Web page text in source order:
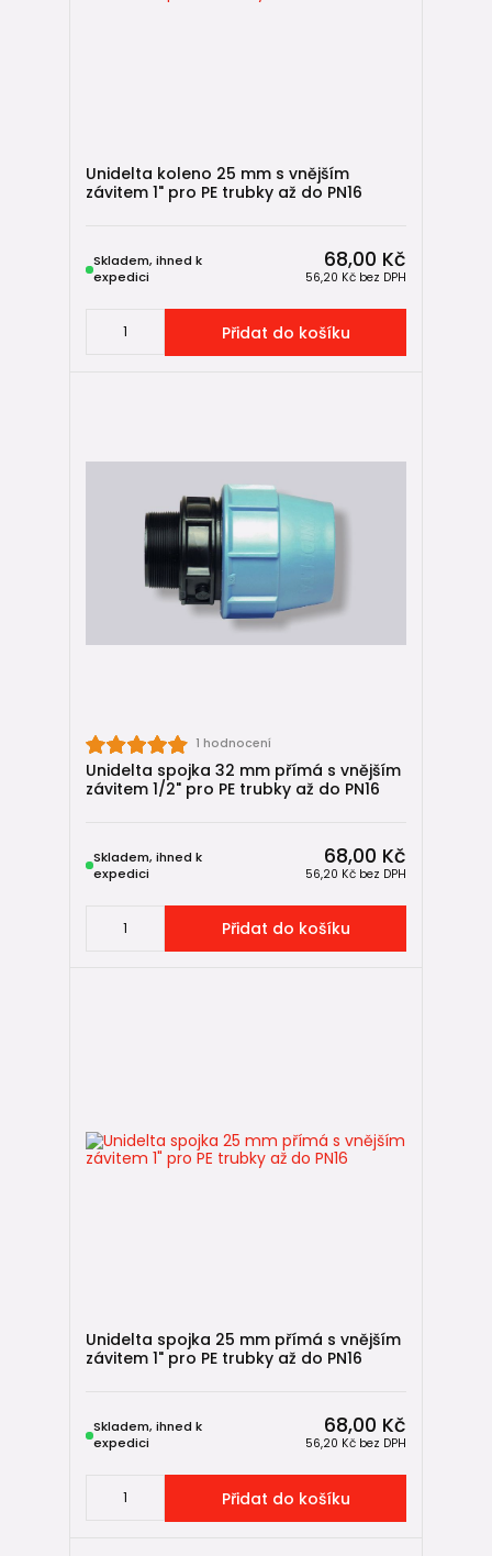
Unidelta koleno 25 mm s vnějším
závitem 1" pro PE trubky až do PN16
68,00 Kč
56,20 Kč bez DPH
Skladem, ihned k
expedici
Přidat do košíku
1 hodnocení
Unidelta spojka 32 mm přímá s vnějším
závitem 1/2" pro PE trubky až do PN16
68,00 Kč
56,20 Kč bez DPH
Skladem, ihned k
expedici
Přidat do košíku
Unidelta spojka 25 mm přímá s vnějším
závitem 1" pro PE trubky až do PN16
68,00 Kč
56,20 Kč bez DPH
Skladem, ihned k
expedici
Přidat do košíku